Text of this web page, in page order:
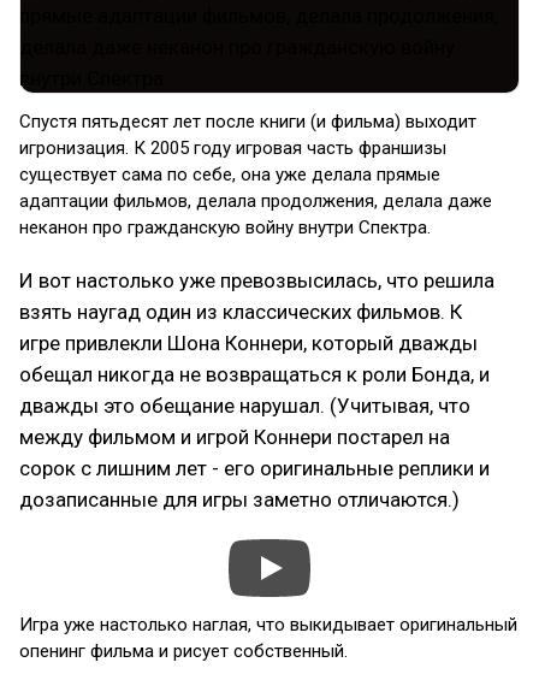
Спустя пятьдесят лет после книги (и фильма) выходит
игронизация. К 2005 году игровая часть франшизы
существует сама по себе, она уже делала прямые
адаптации фильмов, делала продолжения, делала даже
неканон про гражданскую войну внутри Спектра.
И вот настолько уже превозвысилась, что решила
взять наугад один из классических фильмов. К
игре привлекли Шона Коннери, который дважды
обещал никогда не возвращаться к роли Бонда, и
дважды это обещание нарушал. (Учитывая, что
между фильмом и игрой Коннери постарел на
сорок с лишним лет - его оригинальные реплики и
дозаписанные для игры заметно отличаются.)
Игра уже настолько наглая, что выкидывает оригинальный
опенинг фильма и рисует собственный.